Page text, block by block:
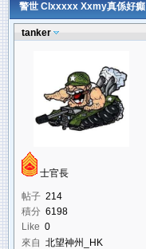
警世 Clxxxxx Xxmy真係好癲
tanker
士官長
帖子 214
積分 6198
Like 0
來自 北望神州_HK